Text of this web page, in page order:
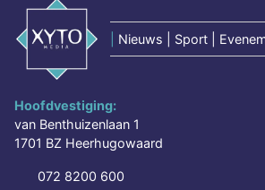
Nieuws | Sport |
Hoofdvestiging:
van Benthuizenlaan 1
1701 BZ Heerhugowaard
072 8200 600